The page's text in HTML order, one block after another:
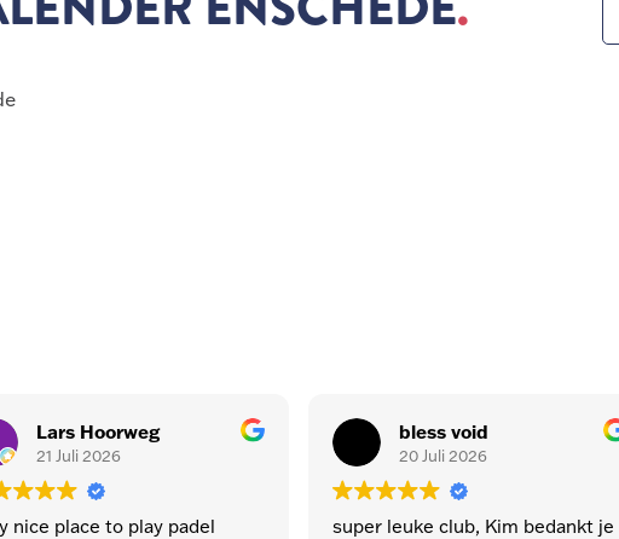
bless void
super leuke club, Kim bedankt je
Leuke en nette baan! 🎾